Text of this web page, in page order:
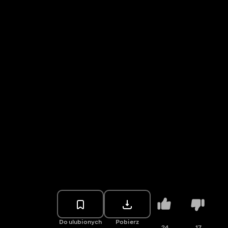
Do ulubionych Pobierz